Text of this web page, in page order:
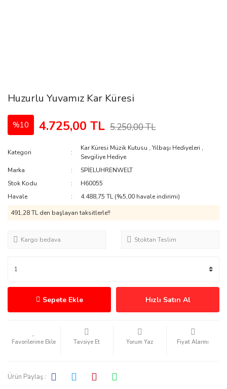
Huzurlu Yuvamız Kar Küresi
%10 4.725,00 TL 5.250,00 TL
Kategori
Kar Küresi Müzik Kutusu ,Yılbaşı Hediyeleri ,
Sevgiliye Hediye
Marka
SPİELUHRENWELT
Stok Kodu
H60055
Havale
4.488,75 TL (%5,00 havale indirimi)
491,28 TL den başlayan taksitlerle!!
Kargo bedava Stoktan Teslim
Sepete Ekle Hızlı Satın Al
Tavsiye Et Yorum Yaz Fiyat Alarmı
Ürün Paylaş :